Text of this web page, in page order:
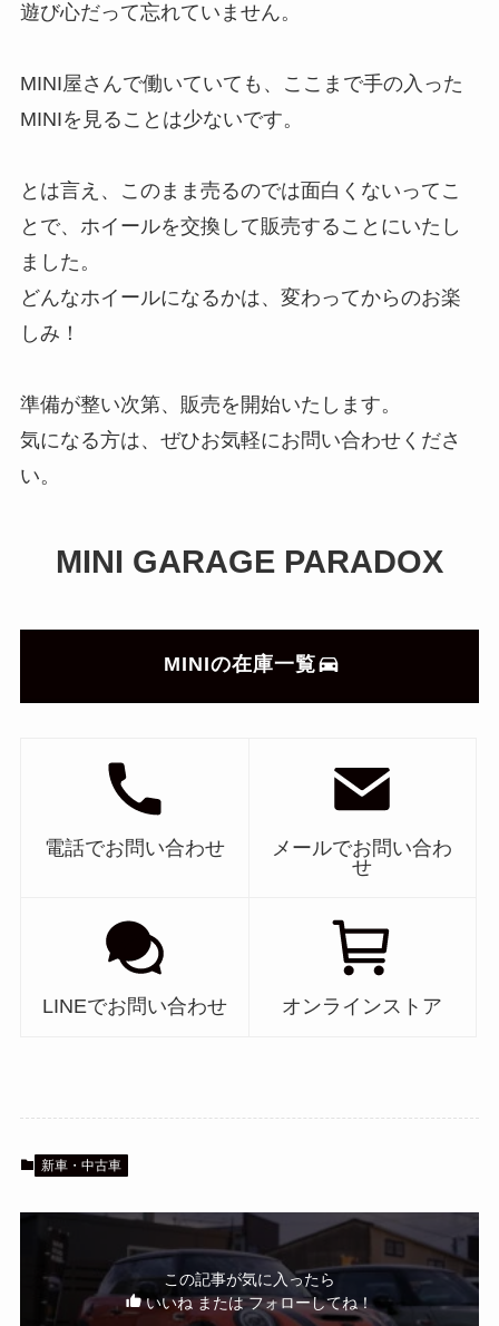
遊び心だって忘れていません。
MINI屋さんで働いていても、ここまで手の入った
MINIを見ることは少ないです。
とは言え、このまま売るのでは面白くないってこ
とで、ホイールを交換して販売することにいたし
ました。
どんなホイールになるかは、変わってからのお楽
しみ！
準備が整い次第、販売を開始いたします。
気になる方は、ぜひお気軽にお問い合わせくださ
い。
MINI GARAGE PARADOX
MINIの在庫一覧
電話でお問い合わせ
メールでお問い合わ
せ
LINEでお問い合わせ オンラインストア
新車・中古車
この記事が気に入ったら
いいね または フォローしてね！